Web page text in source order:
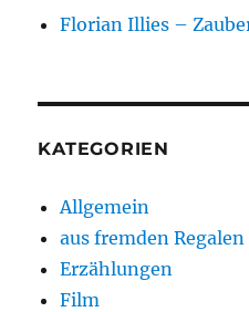
Florian Illies –
KATEGORIEN
Allgemein
aus fremden Regalen
Erzählungen
Film